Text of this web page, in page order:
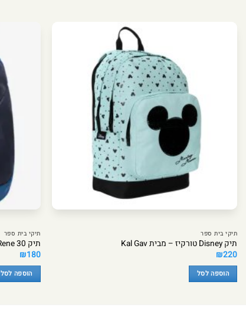
תיקי בית ספר
תיק Disney טורקיז – מבית Kal Gav
₪220
הוספה לסל
תיקי בית ספר
תיק Rene 30 נייבי
₪180
הוספה לסל